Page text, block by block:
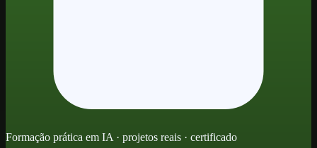
Formação prática em IA · projetos reais · certificado